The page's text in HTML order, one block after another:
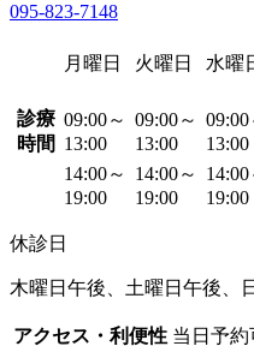
095-823-7148
月曜日 火曜日 水曜
診療
時間
09:00～
13:00
09:00～
13:00
09:00
13:00
14:00～
19:00
14:00～
19:00
14:00
19:00
休診日
木曜日午後、土曜日午後、
アクセス・利便性 当日予